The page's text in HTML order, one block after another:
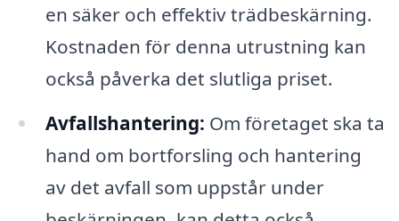
en säker och effektiv trädbeskärning.
Kostnaden för denna utrustning kan
också påverka det slutliga priset.
Avfallshantering: Om företaget ska ta
hand om bortforsling och hantering
av det avfall som uppstår under